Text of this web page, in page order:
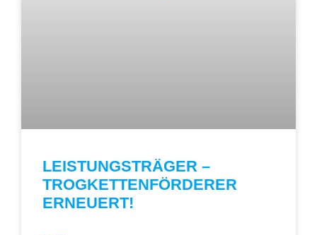
LEISTUNGSTRÄGER –
TROGKETTENFÖRDERER
ERNEUERT!